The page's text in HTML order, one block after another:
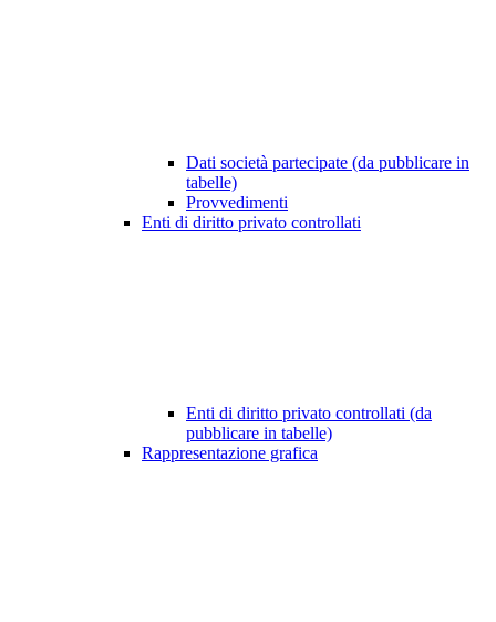
Dati società partecipate (da pubblicare in
tabelle)
Provvedimenti
Enti di diritto privato controllati
Enti di diritto privato controllati (da
pubblicare in tabelle)
Rappresentazione grafica